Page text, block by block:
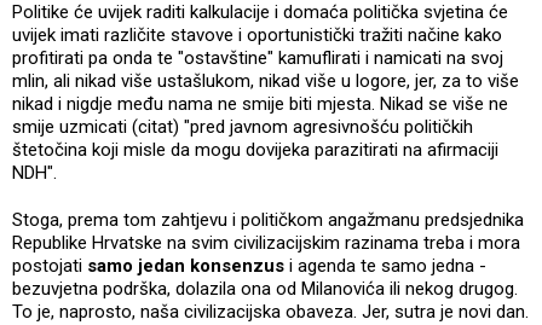
Politike će uvijek raditi kalkulacije i domaća politička svjetina će
uvijek imati različite stavove i oportunistički tražiti načine kako
profitirati pa onda te "ostavštine" kamuflirati i namicati na svoj
mlin, ali nikad više ustašlukom, nikad više u logore, jer, za to više
nikad i nigdje među nama ne smije biti mjesta. Nikad se više ne
smije uzmicati (citat) "pred javnom agresivnošću političkih
štetočina koji misle da mogu dovijeka parazitirati na afirmaciji
NDH".
Stoga, prema tom zahtjevu i političkom angažmanu predsjednika
Republike Hrvatske na svim civilizacijskim razinama treba i mora
postojati samo jedan konsenzus i agenda te samo jedna -
bezuvjetna podrška, dolazila ona od Milanovića ili nekog drugog.
To je, naprosto, naša civilizacijska obaveza. Jer, sutra je novi dan.